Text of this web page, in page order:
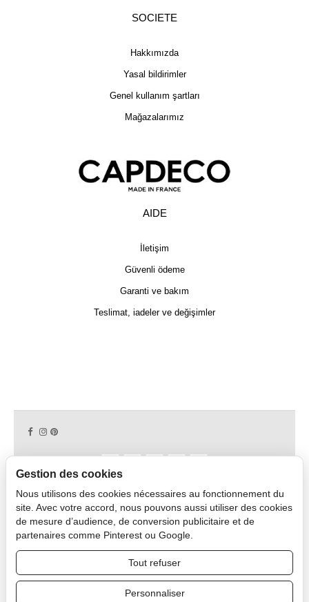
SOCIETE
Hakkımızda
Yasal bildirimler
Genel kullanım şartları
Mağazalarımız
AIDE
İletişim
Güvenli ödeme
Garanti ve bakım
Teslimat, iadeler ve değişimler
Copyright © 2026 CAPDECO.
Profesyonel Alan
Gestion des cookies
Nous utilisons des cookies nécessaires au fonctionnement du
site. Avec votre accord, nous pouvons aussi utiliser des cookies
de mesure d’audience, de conversion publicitaire et de
partenaires comme Pinterest ou Google.
Tout refuser
Personnaliser